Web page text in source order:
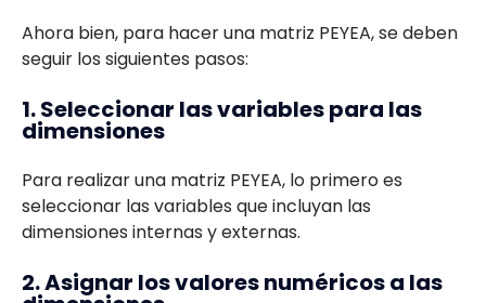
Ahora bien, para hacer una matriz PEYEA, se deben
seguir los siguientes pasos:
1. Seleccionar las variables para las
dimensiones
Para realizar una matriz PEYEA, lo primero es
seleccionar las variables que incluyan las
dimensiones internas y externas.
2. Asignar los valores numéricos a las